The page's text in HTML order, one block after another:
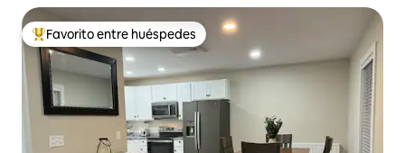
De los mejores en Favorito entre huéspedes
Favorito entre huéspedes